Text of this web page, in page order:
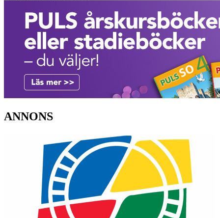
ANNONS